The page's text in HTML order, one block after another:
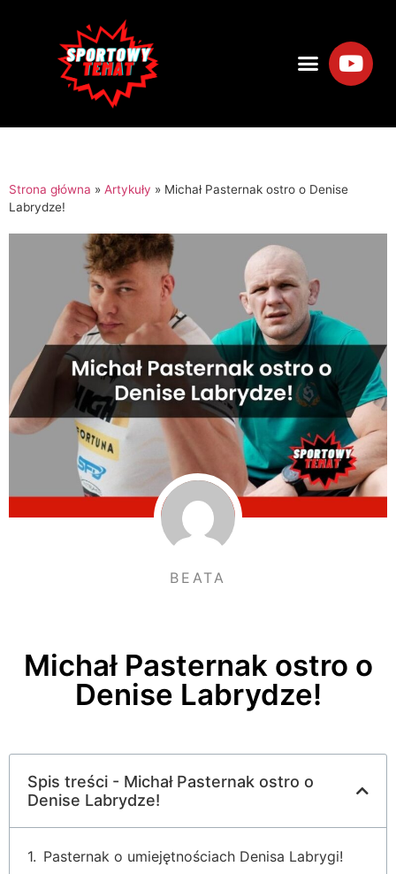
Strona główna » Artykuły » Michał Pasternak ostro o Denise
Labrydze!
BEATA
Michał Pasternak ostro o
Denise Labrydze!
Spis treści - Michał Pasternak ostro o
Denise Labrydze!
Pasternak o umiejętnościach Denisa Labrygi!